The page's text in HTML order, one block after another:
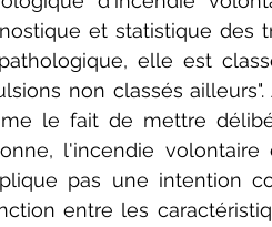
et statistique des
elle est
non classés
le fait de mettre
l'incendie
pas une intention
entre les